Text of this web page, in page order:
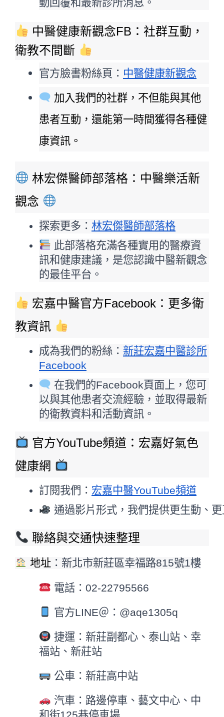
動回覆和最新診所消息。
中醫健康新觀念FB：社群互動，
衛教不間斷
官方臉書粉絲頁： 中醫健康新觀念
加入我們的社群，不但能與其他
患者互動，還能第一時間獲得各種健
康資訊。
林宏傑醫師部落格：中醫樂活新
觀念
探索更多： 林宏傑醫師部落格
此部落格充滿各種實用的醫療資
訊和健康建議，是您認識中醫新觀念
的最佳平台。
宏嘉中醫官方Facebook：更多衛
教資訊
成為我們的粉絲： 新莊宏嘉中醫診所
Facebook
在我們的Facebook頁面上，您可
以與其他患者交流經驗，並取得最新
的衛教資料和活動資訊。
官方YouTube頻道：宏嘉好氣色
健康網
訂閱我們： 宏嘉中醫YouTube頻道
通過影片形式，我們提供更生動、
聯絡與交通快速整理
地址 ：新北市新莊區幸福路815號1樓
電話：02-22795566
官方LINE＠：@aqe1305q
捷運：新莊副都心、泰山站、幸
福站、新莊站
公車：新莊高中站
汽車：路邊停車、藝文中心、中